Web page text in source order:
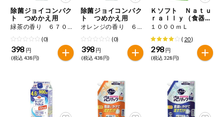
くらしの定番品（毎週企画）
専門ショップサイト
パルコープ・よどがわ生協のサービス
パルコープ・よどがわ生協の情報サイト
ティッシュ・
トイレットペ
ーパー
衛生・生理用
品
洗濯・バス・
トイレ用品
鶏肉 バナナ 豚肉
マカダミアナッツ やまいも
アレルゲン情報は、商品企画時の情報のため、ご使用前には
必ず商品パッケージの表示をご確認ください。
除菌ジョイコンパク
ト つめかえ用
緑茶の香り ６７０ｍＬ
(0)
398 円
(税込 438円)
除菌ジョイコンパク
ト つめかえ用
オレンジの香り ６７０ｍＬ
(0)
398 円
(税込 438円)
Ｋソフト Ｎａｔｕ
ｒａｌｌｙ（食器用
洗剤） つめかえ用
１０００ｍＬ
( 20)
298 円
(税込 328円)